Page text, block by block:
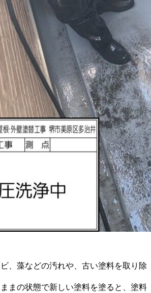
、藻などの汚れや、古い塗料を取り除
まの状態で新しい塗料を塗ると、塗料